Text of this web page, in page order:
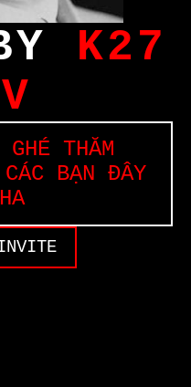
K27
THĂM
CÁC BẠN ĐÂY